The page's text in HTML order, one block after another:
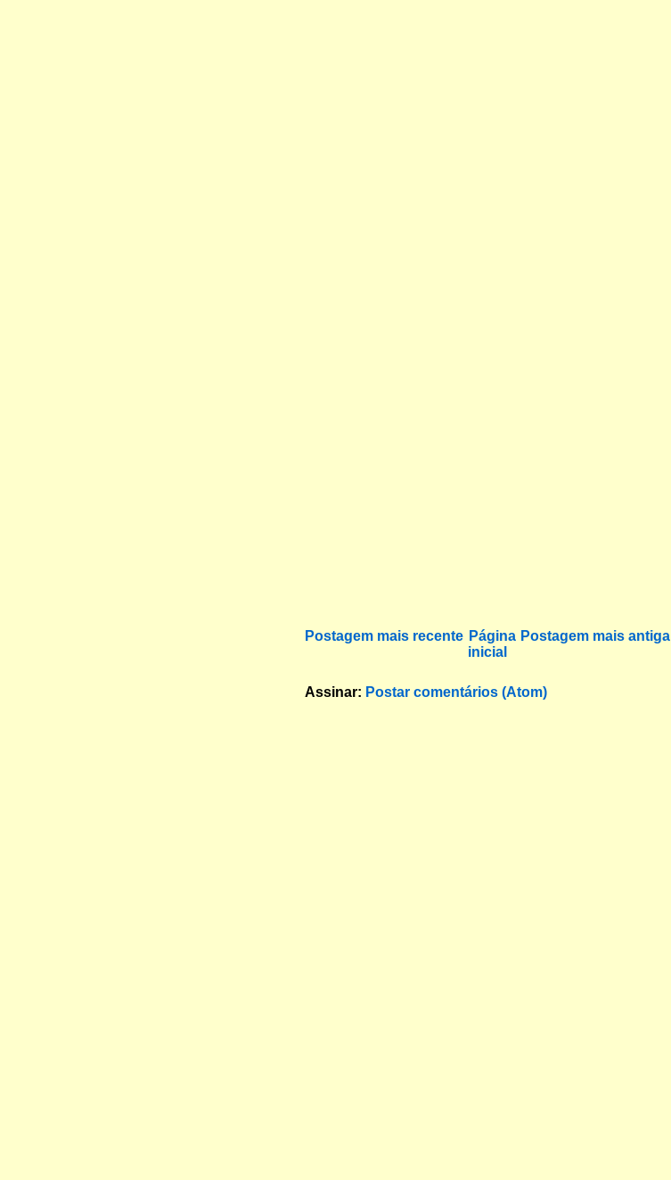
Postagem mais recente Postagem mais antiga
Página
inicial
Assinar: Postar comentários (Atom)